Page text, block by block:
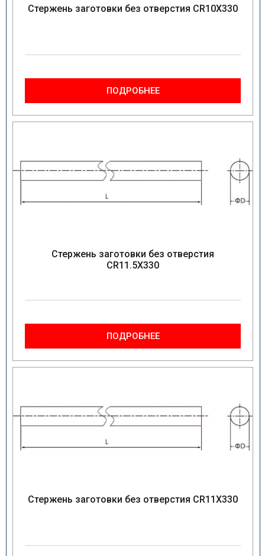
Стержень заготовки без отверстия CR10X330
ПОДРОБНЕЕ
Стержень заготовки без отверстия
CR11.5X330
ПОДРОБНЕЕ
Стержень заготовки без отверстия CR11X330